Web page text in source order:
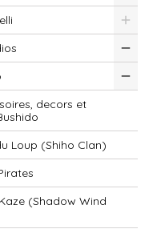
decors et
Loup (Shiho Clan)
(Shadow Wind